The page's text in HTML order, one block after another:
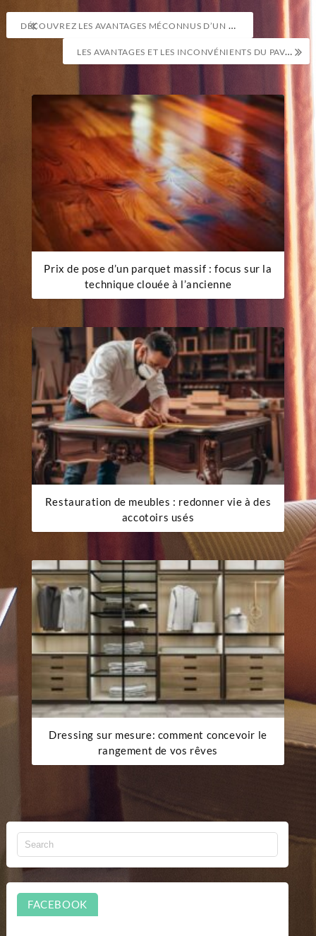
Navigation
de
l’article
DÉCOUVREZ LES AVANTAGES MÉCONNUS D’UN BALCON EN FIBRE DE VERRE
LES AVANTAGES ET LES INCONVÉNIENTS DU PAVAGE POUR SA TERRASSE
Prix de pose d’un parquet massif : focus sur la
technique clouée à l’ancienne
Restauration de meubles : redonner vie à des
accotoirs usés
Dressing sur mesure: comment concevoir le
rangement de vos rêves
FACEBOOK